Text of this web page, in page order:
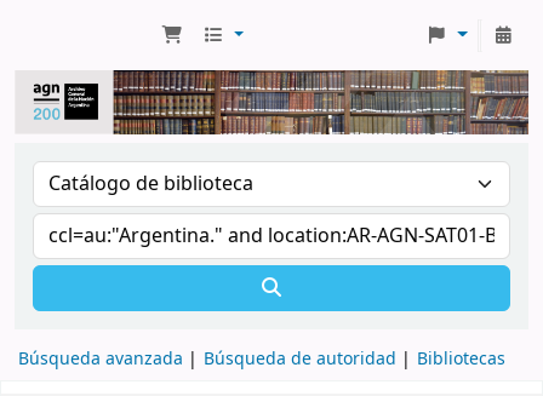
Búsqueda avanzada Búsqueda de autoridad Bibliotecas